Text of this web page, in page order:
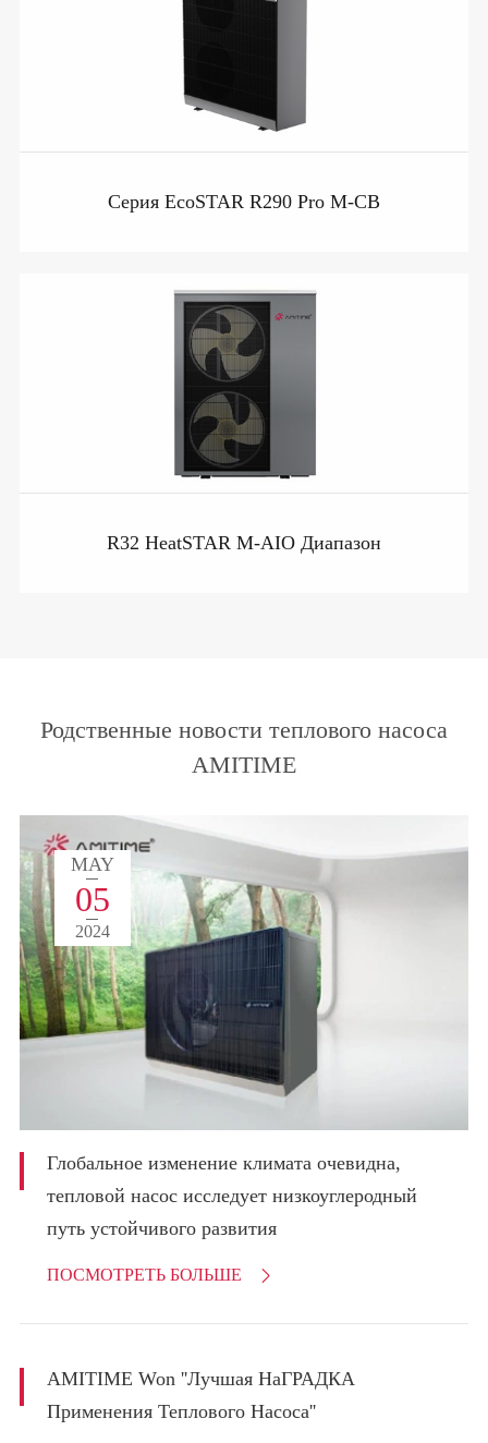
Серия EcoSTAR R290 Pro M-CB
R32 HeatSTAR M-AIO Диапазон
Родственные новости теплового насоса
AMITIME
MAY
05
2024
Глобальное изменение климата очевидна,
тепловой насос исследует низкоуглеродный
путь устойчивого развития
ПОСМОТРЕТЬ БОЛЬШЕ 
AMITIME Won ''Лучшая НаГРАДКА
Применения Теплового Насоса''